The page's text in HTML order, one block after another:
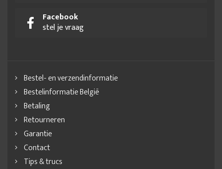
Facebook
stel je vraag
Bestel- en verzendinformatie
Bestelinformatie België
Betaling
Retourneren
Garantie
Contact
Tips & trucs